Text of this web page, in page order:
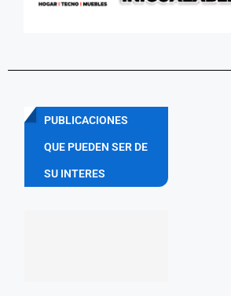
PUBLICACIONES
QUE PUEDEN SER DE
SU INTERES